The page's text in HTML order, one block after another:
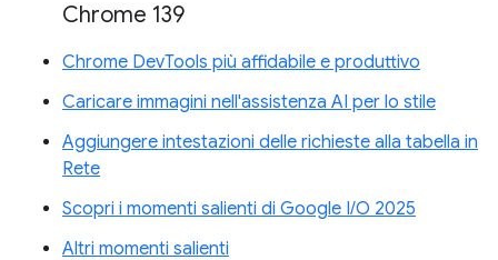
Chrome 139
Chrome DevTools più affidabile e produttivo
Caricare immagini nell'assistenza AI per lo stile
Aggiungere intestazioni delle richieste alla tabella in
Rete
Scopri i momenti salienti di Google I/O 2025
Altri momenti salienti